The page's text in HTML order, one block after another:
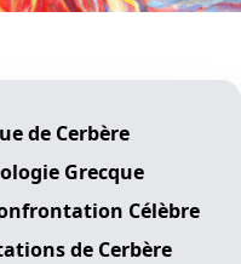
de Cerbère
Grecque
Célèbre
de Cerbère